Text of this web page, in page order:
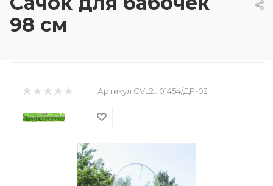
98 см
Артикул CVL2:: 01454/ДР-02